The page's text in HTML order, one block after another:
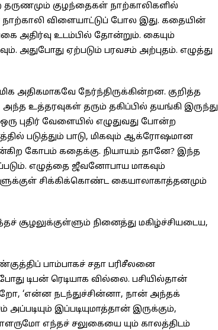
தருணமும் குழந்தைகள் நாற்காலிகளில்
விளையாட்டுப் போல இது. கதையின்
அதிர்வு உடம்பில் தோன்றும். கையும்
அதுபோது ஏற்படும் பரவசம் அற்புதம். எழுத்து
அதிகமாகவே நேர்ந்திருக்கின்றன. குறித்த
உத்தரவுகள் தரும் தகிப்பில் தயங்கி இருந்து
புதிர் வேளையில் எழுதுவது போன்ற
படுத்தும் பாடு, மிகவும் ஆக்ரோஷமான
கோபம் கதைக்கு. நியாயம் தானே? இந்த
எழுத்தை ஜீவனோபாய மாகவும்
சிக்கிக்கொண்ட கையாலாகாத்தனமும்
நினைத்து மகிழ்ச்சியடைய,
பாம்பாகச் சதா பரிசீலனை
டிபன் ரெடியாக வில்லை. பசியில்தான்
‘என்ன நடந்துச்சின்னா, நான் அந்தக்
இப்படியுமாத்தான் இருக்கும்,
எந்தச் சலுகையை யும் காலத்திடம்